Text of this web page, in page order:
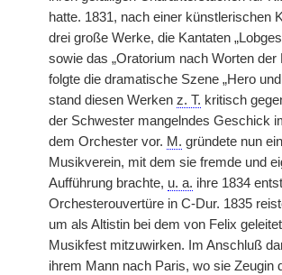
hatte. 1831, nach einer künstlerischen
drei große Werke, die Kantaten
sowie das „Oratorium nach Worten der
folgte die dramatische Szene „Hero
stand diesen Werken z. T. kritisch
der Schwester mangelndes Geschick
dem Orchester vor. M. gründete nun
Musikverein, mit dem sie fremde und
Aufführung brachte, u. a. ihre 1834
Orchesterouvertüre in C-Dur. 1835
um als Altistin bei dem von Felix
Musikfest mitzuwirken. Im Anschluß
ihrem Mann nach Paris, wo sie Zeugin